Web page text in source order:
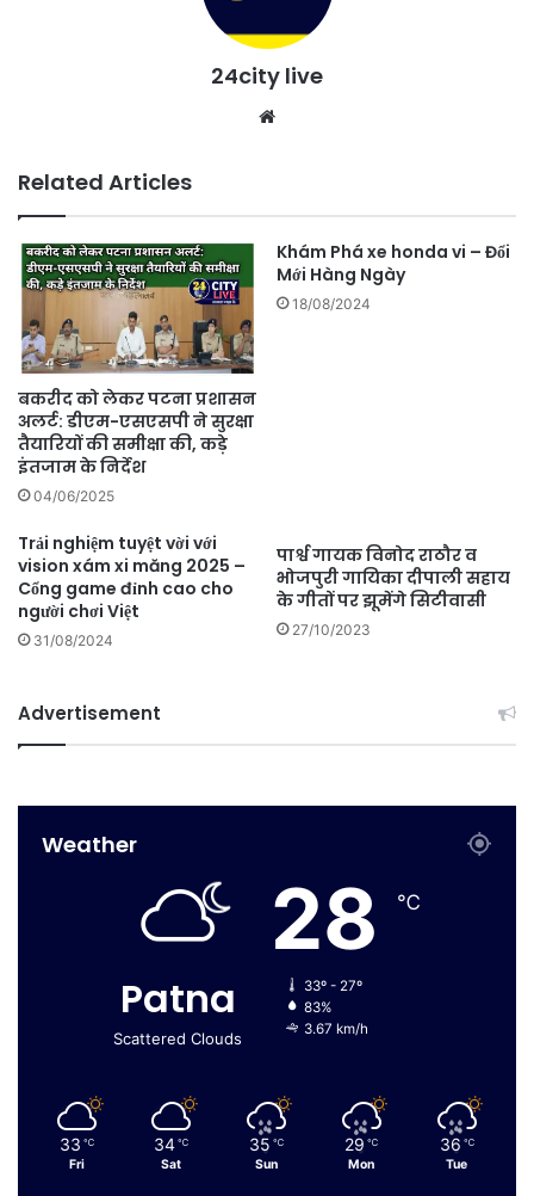
24city live
Related Articles
बकरीद को लेकर पटना प्रशासन
अलर्ट: डीएम-एसएसपी ने सुरक्षा
तैयारियों की समीक्षा की, कड़े
इंतजाम के निर्देश
04/06/2025
Khám Phá xe honda vi – Đổi
Mới Hàng Ngày
18/08/2024
Trải nghiệm tuyệt vời với
vision xám xi măng 2025 –
Cổng game đỉnh cao cho
người chơi Việt
31/08/2024
पार्श्व गायक विनोद राठौर व
भोजपुरी गायिका दीपाली सहाय
के गीतों पर झूमेंगे सिटीवासी
27/10/2023
Advertisement
Weather
Patna
Scattered Clouds
28 ℃
33º - 27º
83%
3.67 km/h
33 ℃
Fri
34 ℃
Sat
35 ℃
Sun
29 ℃
Mon
36 ℃
Tue